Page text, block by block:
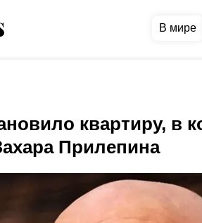
В мире
квартиру, в
Прилепина